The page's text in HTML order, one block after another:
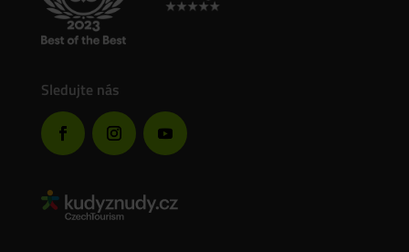
Sledujte nás